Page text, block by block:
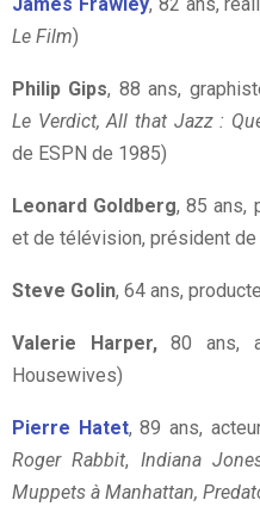
Le Film)
Philip Gips, 88 ans,
Le Verdict, All that Jazz :
de ESPN de 1985)
Leonard Goldberg, 85 ans,
et de télévision, président
Steve Golin, 64 ans,
Valerie Harper,80 ans,
Housewives)
Pierre Hatet, 89 ans,
Roger Rabbit, Indiana
Muppets à Manhattan,